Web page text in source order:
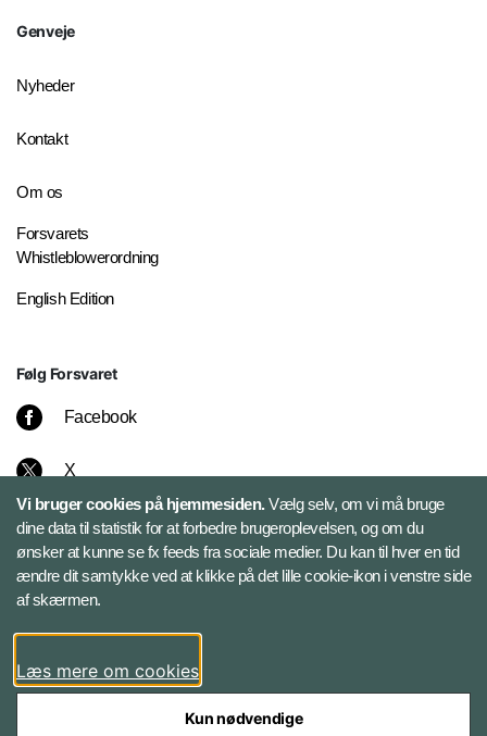
Genveje
Nyheder
Kontakt
Om os
Forsvarets
Whistleblowerordning
English Edition
Følg Forsvaret
Facebook
X
Instagram
Bluesky
LinkedIn
Vi bruger cookies på hjemmesiden.Vælg selv, om vi må bruge
dine data til statistik for at forbedre brugeroplevelsen, og om du
ønsker at kunne se fx feeds fra sociale medier. Du kan til hver en tid
ændre dit samtykke ved at klikke på det lille cookie-ikon i venstre side
af skærmen.
Læs mere om cookies
Kun nødvendige